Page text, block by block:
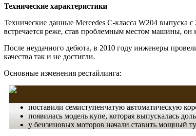
Технические характеристики
Технические данные Mercedes C-класса W204 выпуска
встречается реже, став проблемным местом машины, он
После неудачного дебюта, в 2010 году инженеры
качества так и не достигли.
Основные изменения рестайлинга:
поставили семиступенчатую автоматическую
появилась модель купе, которая выпускалась
у бензиновых моторов начали ставить мощный